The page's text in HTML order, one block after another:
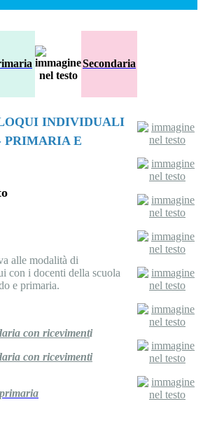
Secondaria
INDIVIDUALI
PRIMARIA E
alle modalità di
con i docenti della scuola
e primaria.
con ricevimenti
con ricevimenti